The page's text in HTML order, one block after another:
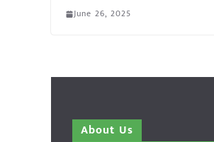
June 26, 2025
About Us